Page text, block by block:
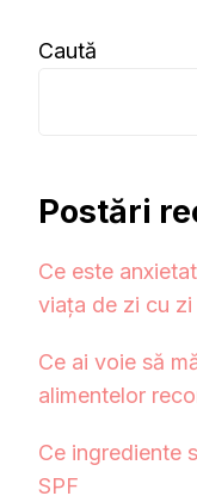
Caută
Postări
Ce este
viața de zi cu zi
Ce ai voie să
alimentelor
Ce ingrediente
SPF